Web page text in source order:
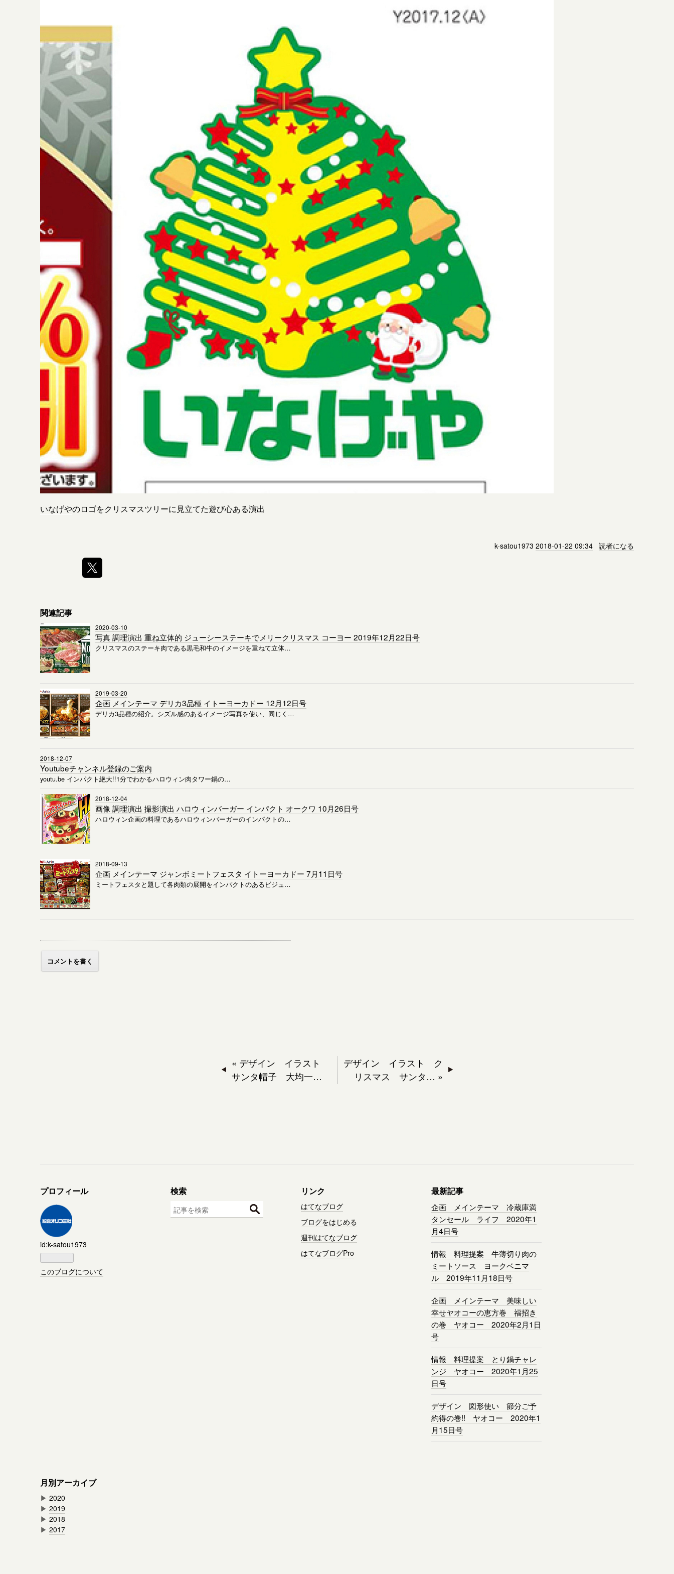
いなげやのロゴをクリスマスツリーに見立てた遊び心ある演出
k-satou1973 2018-01-22 09:34 読者になる
関連記事
2020-03-10
写真 調理演出 重ね立体的 ジューシーステーキでメリークリスマス コーヨー 2019年12月22日号
クリスマスのステーキ肉である黒毛和牛のイメージを重ねて立体…
2019-03-20
企画 メインテーマ デリカ3品種 イトーヨーカドー 12月12日号
デリカ3品種の紹介。シズル感のあるイメージ写真を使い、同じく…
2018-12-07
Youtubeチャンネル登録のご案内
youtu.be インパクト絶大!!1分でわかるハロウィン肉タワー鍋の…
2018-12-04
画像 調理演出 撮影演出 ハロウィンバーガー インパクト オークワ 10月26日号
ハロウィン企画の料理であるハロウィンバーガーのインパクトの…
2018-09-13
企画 メインテーマ ジャンボミートフェスタ イトーヨーカドー 7月11日号
ミートフェスタと題して各肉類の展開をインパクトのあるビジュ…
コメントを書く
« デザイン イラスト
サンタ帽子 大均一…
デザイン イラスト ク
リスマス サンタ… »
プロフィール
id:k-satou1973
このブログについて
検索 リンク
はてなブログ
ブログをはじめる
週刊はてなブログ
はてなブログPro
最新記事
企画 メインテーマ 冷蔵庫満
タンセール ライフ 2020年1
月4日号
情報 料理提案 牛薄切り肉の
ミートソース ヨークベニマ
ル 2019年11月18日号
企画 メインテーマ 美味しい
幸せヤオコーの恵方巻 福招き
の巻 ヤオコー 2020年2月1日
号
情報 料理提案 とり鍋チャレ
ンジ ヤオコー 2020年1月25
日号
デザイン 図形使い 節分ご予
約得の巻!! ヤオコー 2020年1
月15日号
月別アーカイブ
▶ 2020
▶ 2019
▶ 2018
▶ 2017